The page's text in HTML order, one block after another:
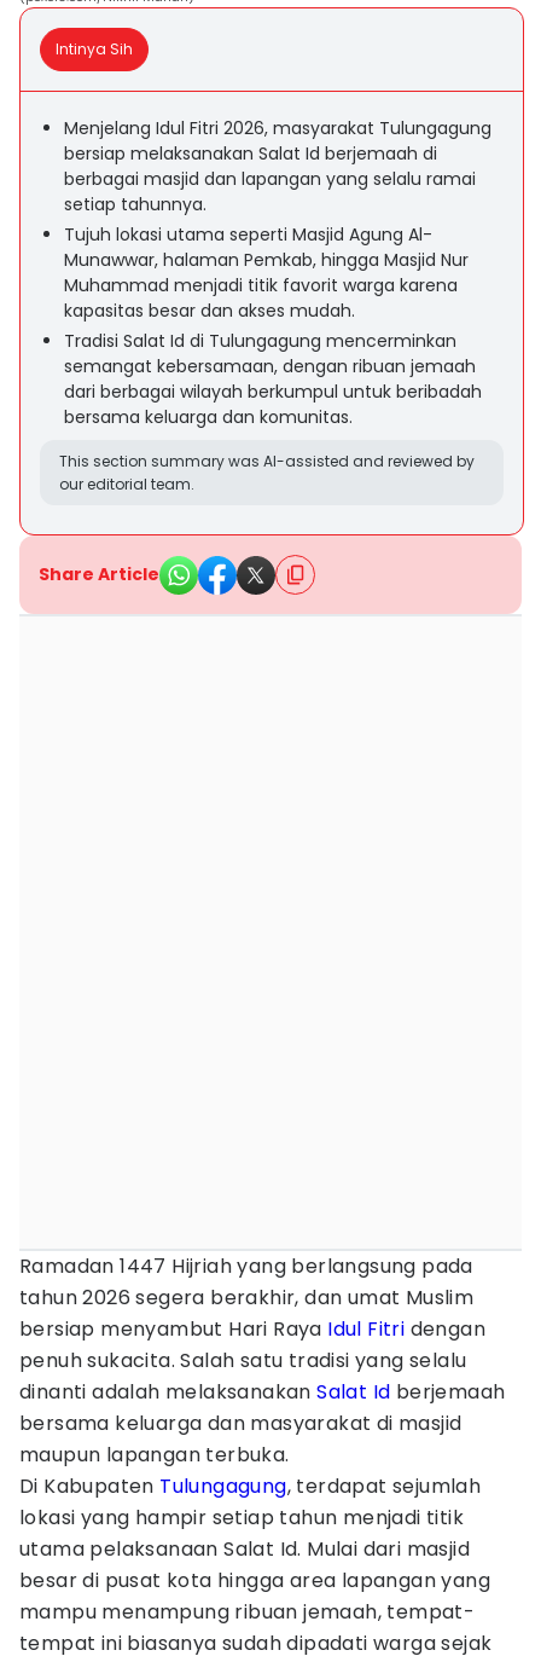
Intinya Sih
Menjelang Idul Fitri 2026, masyarakat Tulungagung
bersiap melaksanakan Salat Id berjemaah di
berbagai masjid dan lapangan yang selalu ramai
setiap tahunnya.
Tujuh lokasi utama seperti Masjid Agung Al-
Munawwar, halaman Pemkab, hingga Masjid Nur
Muhammad menjadi titik favorit warga karena
kapasitas besar dan akses mudah.
Tradisi Salat Id di Tulungagung mencerminkan
semangat kebersamaan, dengan ribuan jemaah
dari berbagai wilayah berkumpul untuk beribadah
bersama keluarga dan komunitas.
This section summary was AI-assisted and reviewed by
our editorial team.
Share Article
Ramadan 1447 Hijriah yang berlangsung pada
tahun 2026 segera berakhir, dan umat Muslim
bersiap menyambut Hari Raya Idul Fitri dengan
penuh sukacita. Salah satu tradisi yang selalu
dinanti adalah melaksanakanSalat Id berjemaah
bersama keluarga dan masyarakat di masjid
maupun lapangan terbuka.
Di Kabupaten Tulungagung, terdapat sejumlah
lokasi yang hampir setiap tahun menjadi titik
utama pelaksanaan Salat Id. Mulai dari masjid
besar di pusat kota hingga area lapangan yang
mampu menampung ribuan jemaah, tempat-
tempat ini biasanya sudah dipadati warga sejak